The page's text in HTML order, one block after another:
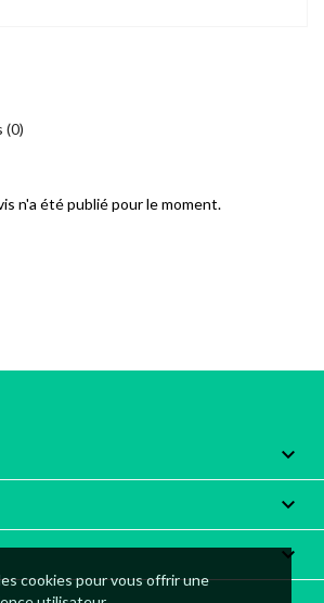
cookies pour vous offrir une
(0)
n'a été publié pour le moment.


